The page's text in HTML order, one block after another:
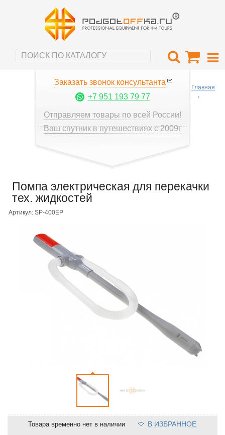
Заказать звонок консультанта
+7 951 193 79 77
Отправляем товары по всей России!
Ваш спутник в путешествиях с 2009г
Главная
Помпа электрическая для перекачки
тех. жидкостей
Артикул: SP-400EP
Товара временно нет в наличии В ИЗБРАННОЕ